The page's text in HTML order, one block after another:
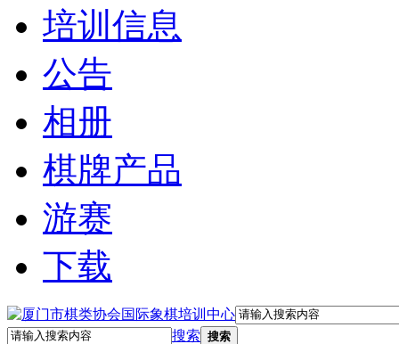
培训信息
公告
相册
棋牌产品
游赛
下载
搜索 搜索